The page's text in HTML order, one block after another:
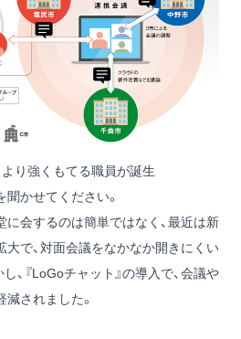
り強くもてる職員が誕生
かせてください。
会するのは簡単ではなく、最近は新
で、対面会議をなかなか開きにくい
、『LoGoチャット』の導入で、会議や
されました。